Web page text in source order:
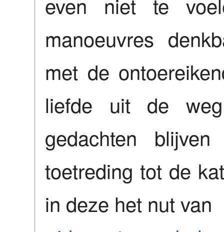
manoeuvres
met de
liefde uit de
gedachten
toetreding tot de
in deze het nut van